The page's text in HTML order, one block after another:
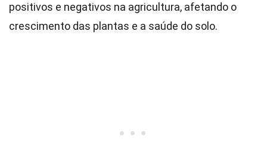
positivos e negativos na agricultura, afetando o
crescimento das plantas e a saúde do solo.